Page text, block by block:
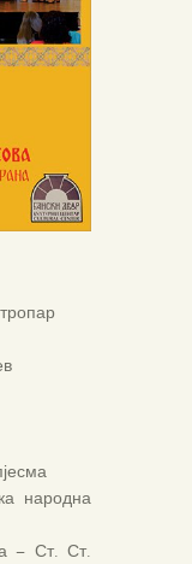
народна
– Ст. Ст.